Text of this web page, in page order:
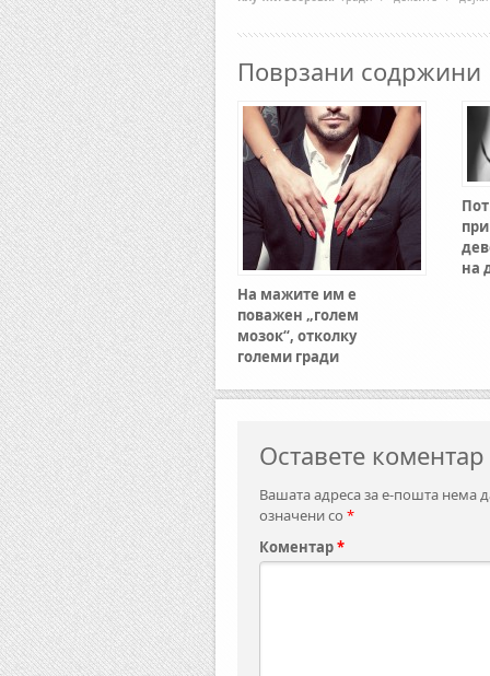
Поврзани содржини
На мажите им е
поважен „голем
мозок“, отколку
големи гради
на
Оставете коментар
Вашата адреса за е-пошта нема
означени со *
Коментар*